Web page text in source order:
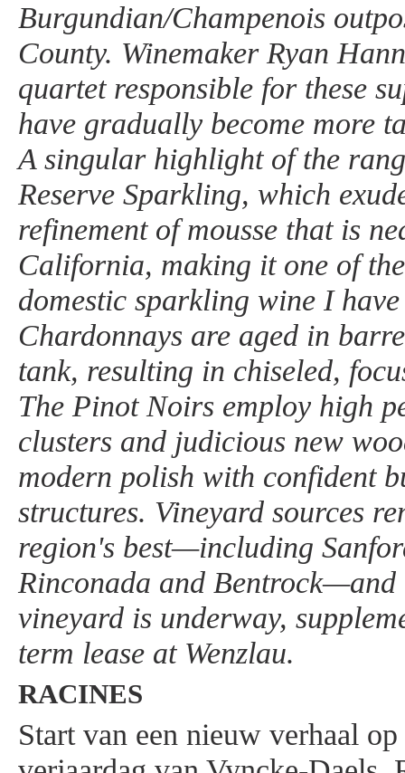
Burgundian/Champenois
County. Winemaker Ryan
quartet responsible for these
have gradually become more
A singular highlight of the
Reserve Sparkling, which
refinement of mousse that is
California, making it one of
domestic sparkling wine I
Chardonnays are aged in
tank, resulting in chiseled,
The Pinot Noirs employ high
clusters and judicious new
modern polish with confident
structures. Vineyard sources
region's best—including
Rinconada and Bentrock—and
vineyard is underway,
term lease at Wenzlau.
RACINES
Start van een nieuw verhaal op